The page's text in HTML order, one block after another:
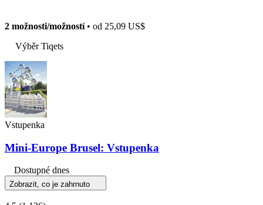
2 možnosti/možností• od 25,09 US$
Výběr Tiqets
Vstupenka
Mini-Europe Brusel: Vstupenka
Dostupné dnes
Zobrazit, co je zahrnuto